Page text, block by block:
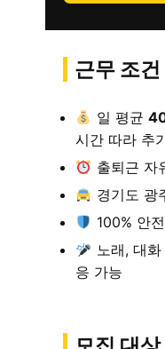
근무 조
일 평균
시간 따라 추
출퇴근 자
경기도 광
100% 안
노래, 대
응 가능